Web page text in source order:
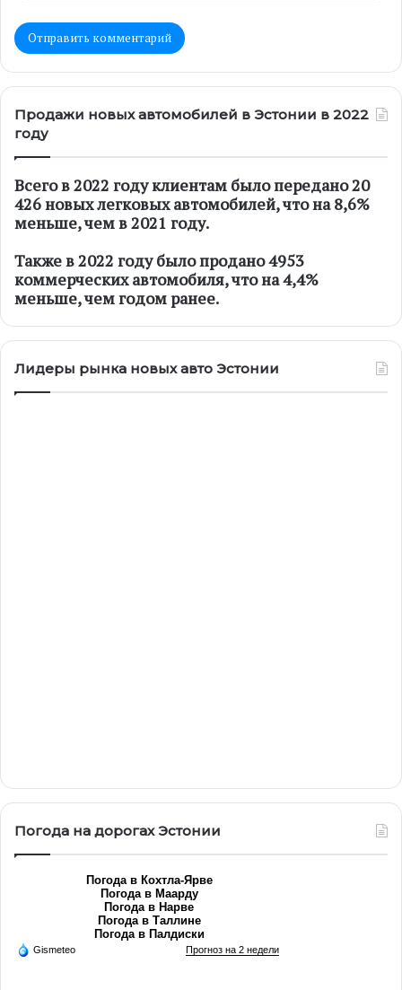
Продажи новых автомобилей в Эстонии в 2022
году
Всего в 2022 году клиентам было передано 20
426 новых легковых автомобилей, что на 8,6%
меньше, чем в 2021 году.
Также в 2022 году было продано 4953
коммерческих автомобиля, что на 4,4%
меньше, чем годом ранее.
Лидеры рынка новых авто Эстонии
Погода на дорогах Эстонии
Погода в Кохтла-Ярве
Погода в Маарду
Погода в Нарве
Погода в Таллине
Погода в Палдиски
Gismeteo Прогноз на 2 недели